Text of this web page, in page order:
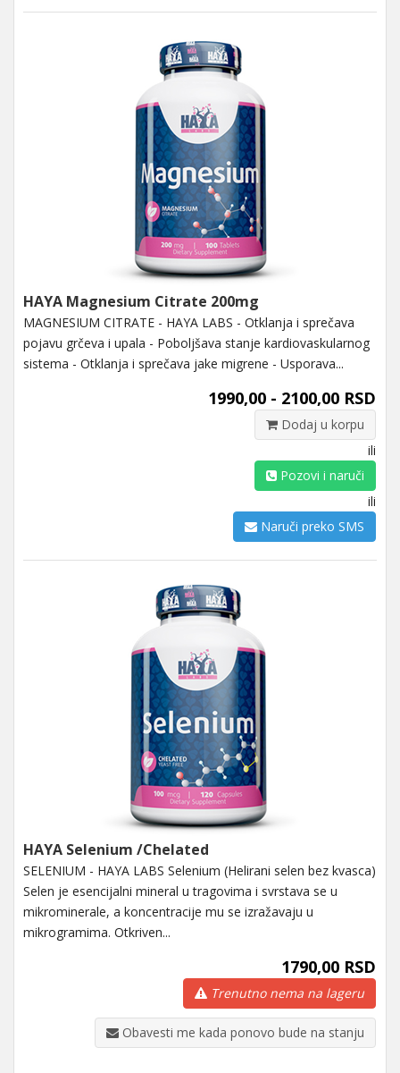
HAYA Magnesium Citrate 200mg
MAGNESIUM CITRATE - HAYA LABS - Otklanja i sprečava
pojavu grčeva i upala - Poboljšava stanje kardiovaskularnog
sistema - Otklanja i sprečava jake migrene - Usporava...
1990,00 - 2100,00 RSD
Dodaj u korpu
ili
Pozovi i naruči
ili
Naruči preko SMS
HAYA Selenium /Chelated
SELENIUM - HAYA LABS Selenium (Helirani selen bez kvasca)
Selen je esencijalni mineral u tragovima i svrstava se u
mikrominerale, a koncentracije mu se izražavaju u
mikrogramima. Otkriven...
1790,00 RSD
Trenutno nema na lageru
Obavesti me kada ponovo bude na stanju